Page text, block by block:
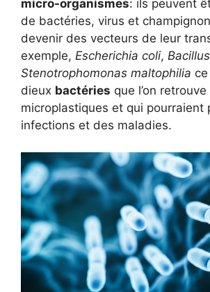
micro-organismes: ils peuvent
de bactéries, virus et
devenir des vecteurs de leur
exemple, Escherichia coli,
Stenotrophomonas maltophilia
dieux bactéries que l’on
microplastiques et qui pourraient
infections et des maladies.